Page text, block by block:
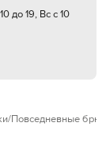
до 19, Вс с 10
Повседневные